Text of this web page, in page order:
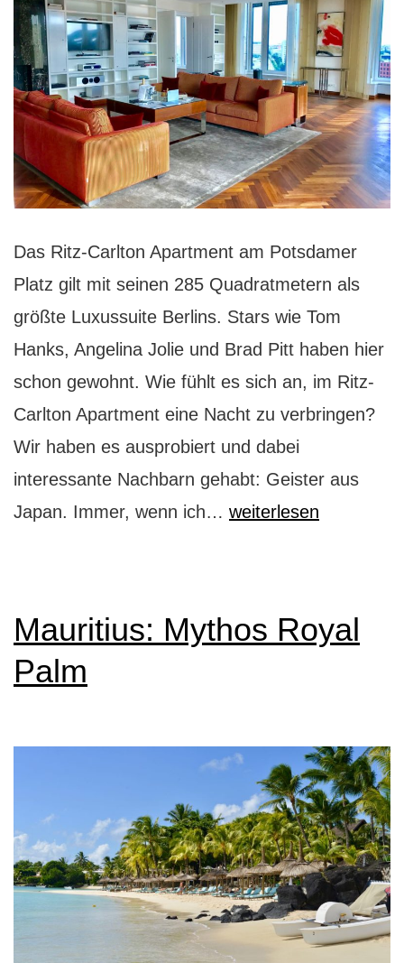
Das Ritz-Carlton Apartment am Potsdamer
Platz gilt mit seinen 285 Quadratmetern als
größte Luxussuite Berlins. Stars wie Tom
Hanks, Angelina Jolie und Brad Pitt haben hier
schon gewohnt. Wie fühlt es sich an, im Ritz-
Carlton Apartment eine Nacht zu verbringen?
Wir haben es ausprobiert und dabei
interessante Nachbarn gehabt: Geister aus
Japan. Immer, wenn ich… Ritz-
Stock
weiterlesen
Mauritius: Mythos Royal
Palm